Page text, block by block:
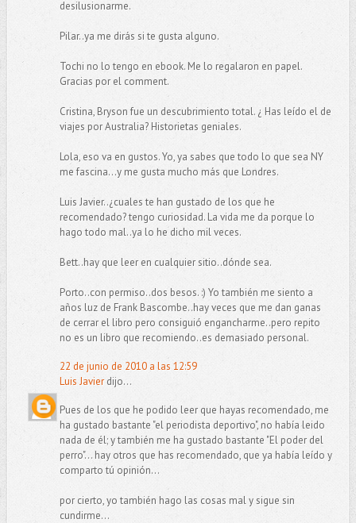
desilusionarme.
Pilar..ya me dirás si te gusta alguno.
Tochi no lo tengo en ebook. Me lo regalaron en papel.
Gracias por el comment.
Cristina, Bryson fue un descubrimiento total. ¿ Has leído el de
viajes por Australia? Historietas geniales.
Lola, eso va en gustos. Yo, ya sabes que todo lo que sea NY
me fascina...y me gusta mucho más que Londres.
Luis Javier..¿cuales te han gustado de los que he
recomendado? tengo curiosidad. La vida me da porque lo
hago todo mal..ya lo he dicho mil veces.
Bett..hay que leer en cualquier sitio..dónde sea.
Porto..con permiso..dos besos. :) Yo también me siento a
años luz de Frank Bascombe..hay veces que me dan ganas
de cerrar el libro pero consiguió engancharme..pero repito
no es un libro que recomiendo..es demasiado personal.
22 de junio de 2010 a las 12:59
Luis Javierdijo...
Pues de los que he podido leer que hayas recomendado, me
ha gustado bastante "el periodista deportivo", no había leido
nada de él; y también me ha gustado bastante "El poder del
perro"... hay otros que has recomendado, que ya había leído y
comparto tú opinión...
por cierto, yo también hago las cosas mal y sigue sin
cundirme...